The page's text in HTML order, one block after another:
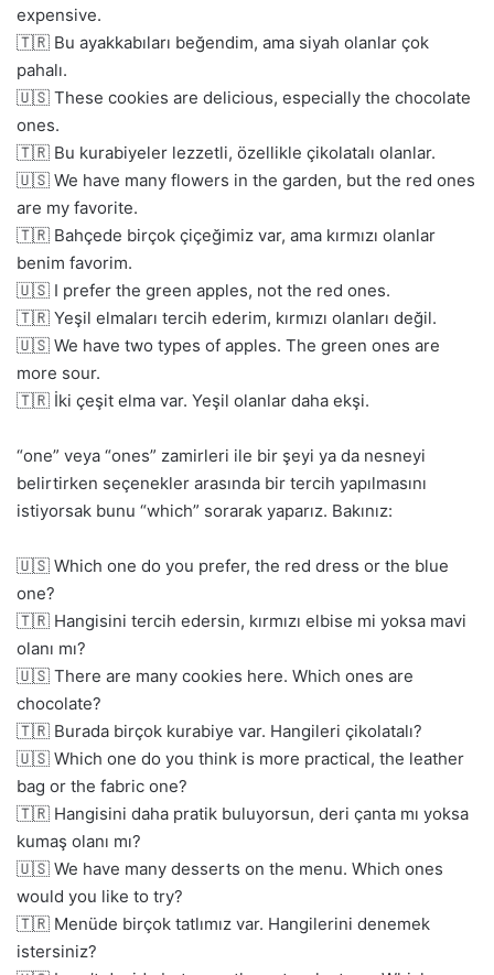
expensive.
🇹🇷 Bu ayakkabıları beğendim, ama siyah olanlar çok
pahalı.
🇺🇸 These cookies are delicious, especially the chocolate
ones.
🇹🇷 Bu kurabiyeler lezzetli, özellikle çikolatalı olanlar.
🇺🇸 We have many flowers in the garden, but the red ones
are my favorite.
🇹🇷 Bahçede birçok çiçeğimiz var, ama kırmızı olanlar
benim favorim.
🇺🇸 I prefer the green apples, not the red ones.
🇹🇷 Yeşil elmaları tercih ederim, kırmızı olanları değil.
🇺🇸 We have two types of apples. The green ones are
more sour.
🇹🇷 İki çeşit elma var. Yeşil olanlar daha ekşi.
“one” veya “ones” zamirleri ile bir şeyi ya da nesneyi
belirtirken seçenekler arasında bir tercih yapılmasını
istiyorsak bunu “which” sorarak yaparız. Bakınız:
🇺🇸 Which one do you prefer, the red dress or the blue
one?
🇹🇷 Hangisini tercih edersin, kırmızı elbise mi yoksa mavi
olanı mı?
🇺🇸 There are many cookies here. Which ones are
chocolate?
🇹🇷 Burada birçok kurabiye var. Hangileri çikolatalı?
🇺🇸 Which one do you think is more practical, the leather
bag or the fabric one?
🇹🇷 Hangisini daha pratik buluyorsun, deri çanta mı yoksa
kumaş olanı mı?
🇺🇸 We have many desserts on the menu. Which ones
would you like to try?
🇹🇷 Menüde birçok tatlımız var. Hangilerini denemek
istersiniz?